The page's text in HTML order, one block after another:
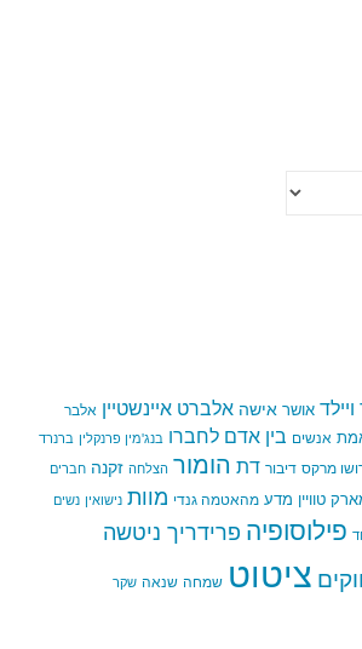
אושר אישה אלברט איינשטיין אלבר
אנשים בין אדם לחברו בנג'מין פרנקלין ברנרד
מרקס דיבור דת הומור הצלחה זקנה חברים
טוויין מדע מהאטמה גנדי מוות נישואין נשים
פילוסופיה פרידריך ניטשה
ציטוט שמחה שנאה שקר